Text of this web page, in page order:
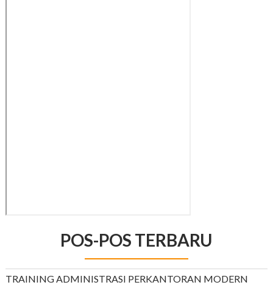
POS-POS TERBARU
TRAINING ADMINISTRASI PERKANTORAN MODERN